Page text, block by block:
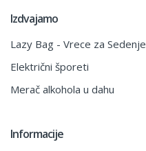
Izdvajamo
Lazy Bag - Vrece za Sedenje
Električni šporeti
Merač alkohola u dahu
Informacije